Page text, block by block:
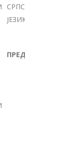
СРПСКИ
ЈЕЗИК
ПРЕДМЕТ